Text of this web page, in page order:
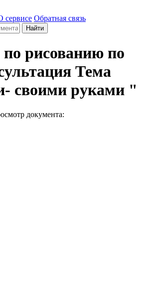
сервисе Обратная связь
Найти
рисованию по
Тема
своими руками "
документа: